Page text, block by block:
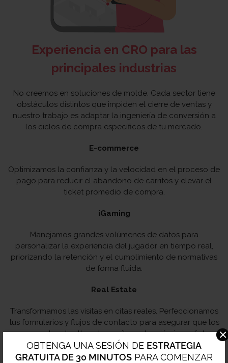
OBTENGA UNA SESIÓN DE ESTRATEGIA
GRATUITA DE 30 MINUTOS PARA COMENZAR
×
Experiencia en CRO para las
principales industrias
No creemos en soluciones de molde. Cada sector tiene
obstáculos distintos que impiden el cierre de ventas y
nuestro trabajo es adaptar la ingeniería de conversión a
los ciclos de compra específicos de tu mercado.
E-commerce
Optimizamos la confianza y la velocidad en el proceso de
pago para reducir el abandono de carritos y elevar el
ticket promedio de compra.
iGaming
Manejamos grandes volúmenes de datos para
personalizar la experiencia del jugador en tiempo real,
priorizando la retención y el cumplimiento de normativas
de forma fluida.
Real Estate
Transformamos las visitas en citas reales. Perfeccionamos
tus formularios y flujos de contacto para asegurar que los
prospectos de alto valor reciban atención inmediata.
SaaS y suscripciones